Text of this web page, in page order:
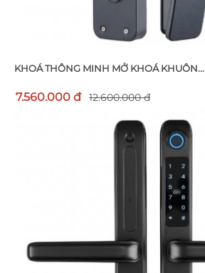
KHOÁ THÔNG MINH MỞ KHOÁ KHUÔN...
7.560.000 đ 12.600.000 đ